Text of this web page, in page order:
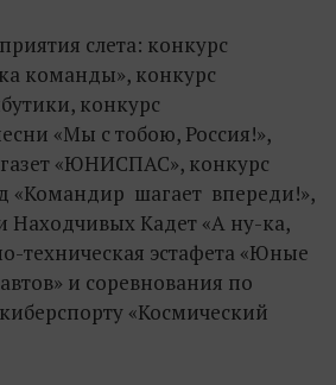
слета: конкурс
команды», конкурс
конкурс
«Мы с тобою, Россия!»,
«ЮНИСПАС», конкурс
«Командир шагает впереди!»,
Находчивых Кадет «А ну-ка,
техническая эстафета «Юные
и соревнования по
«Космический